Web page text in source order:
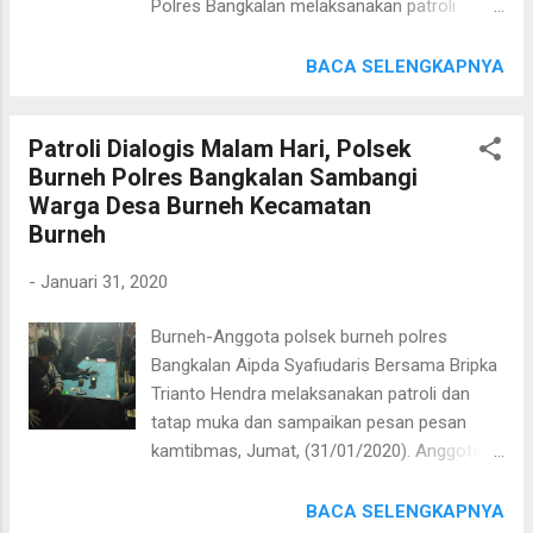
peranan patroli sangat penting dalam rangka
Polres Bangkalan melaksanakan patroli
Tanjungbumi Kabupaten Bangkalan. Jum'at
meningkatkan kewaspadaan dan
mengantisipasi kerawanan kriminalitas di
wilayah Desa Paseseh Kecamatan
mengatakan, “Untuk meningkatkan
Tanjungbumi mengintesifkan patroli
menyampaikan himbauan kepada
Masyarakat untuk bersama sama jaga sit
kamtibmas tetap aman kondusif" Selain
menyampaikan pesan pesan kamtibmas,
Masyarakat Paseseh Kecamatan
BACA SELENGKAPNYA
Patroli Dialogis Malam Hari, Polsek
Burneh Polres Bangkalan Sambangi
Warga Desa Burneh Kecamatan
Burneh
- Januari 31, 2020
Burneh-Anggota polsek burneh polres
Bangkalan Aipda Syafiudaris Bersama Bripka
Trianto Hendra melaksanakan patroli dan
tatap muka dan sampaikan pesan pesan
kamtibmas, Jumat, (31/01/2020). Anggota
Syafiudaris sambang warga Desa Burneh
BACA SELENGKAPNYA